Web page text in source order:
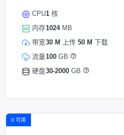
CPU
内存
带宽
流量
硬盘
1 核
1024MB
30 M
上传 50 M 下载
100 GB
30-2000 GB
0 可用